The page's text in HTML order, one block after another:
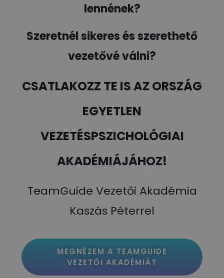
lennének?
Szeretnél sikeres és szerethető
vezetővé válni?
CSATLAKOZZ TE IS AZ ORSZÁG
EGYETLEN
VEZETÉSPSZICHOLÓGIAI
AKADÉMIÁJÁHOZ!
TeamGuide Vezetői Akadémia
Kaszás Péterrel
MEGNÉZEM A TEAMGUIDE
VEZETŐI AKADÉMIÁT